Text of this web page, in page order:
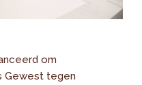
om
Gewest tegen